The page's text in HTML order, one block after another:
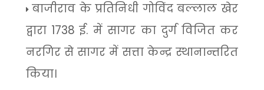
बाजीराव के प्रतिनिधी गोविंद बल्लाल खेर
द्वारा 1738 ई. में सागर का दुर्ग विजित कर
नरगिर से सागर में सत्ता केन्द्र स्थानान्तरित
किया।